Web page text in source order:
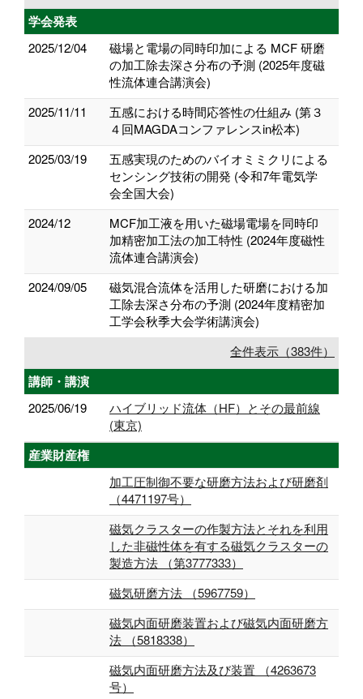
学会発表
2025/12/04
磁場と電場の同時印加による MCF 研磨
の加工除去深さ分布の予測 (2025年度磁
性流体連合講演会)
2025/11/11
五感における時間応答性の仕組み (第３
４回MAGDAコンファレンスin松本)
2025/03/19
五感実現のためのバイオミミクリによる
センシング技術の開発 (令和7年電気学
会全国大会)
2024/12
MCF加工液を用いた磁場電場を同時印
加精密加工法の加工特性 (2024年度磁性
流体連合講演会)
2024/09/05
磁気混合流体を活用した研磨における加
工除去深さ分布の予測 (2024年度精密加
工学会秋季大会学術講演会)
全件表示（383件）
講師・講演
2025/06/19
ハイブリッド流体（HF）とその最前線
(東京)
産業財産権
加工圧制御不要な研磨方法および研磨剤
（4471197号）
磁気クラスターの作製方法とそれを利用
した非磁性体を有する磁気クラスターの
製造方法 （第3777333）
磁気研磨方法 （5967759）
磁気内面研磨装置および磁気内面研磨方
法 （5818338）
磁気内面研磨方法及び装置 （4263673
号）